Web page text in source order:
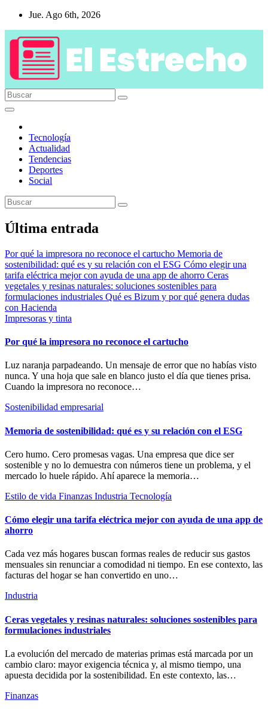
Saltar
contenido
Jue. Ago 6th, 2026
Tecnología
Actualidad
Tendencias
Deportes
Social
Última entrada
Por qué la impresora no reconoce el cartucho Memoria de
sostenibilidad: qué es y su relación con el ESG Cómo elegir una
tarifa eléctrica mejor con ayuda de una app de ahorro Ceras
vegetales y resinas naturales: soluciones sostenibles para
formulaciones industriales Qué es Bizum y por qué genera dudas
con Hacienda
Impresoras y tinta
Por qué la impresora no reconoce el cartucho
Luz naranja parpadeando. Un mensaje de error que no habías visto
nunca. Y una hoja que sale en blanco justo el día que tienes prisa.
Cuando la impresora no reconoce…
Sostenibilidad empresarial
Memoria de sostenibilidad: qué es y su relación con el ESG
Cero humo. Cero promesas vagas. Una empresa que dice ser
sostenible y no lo demuestra con números tiene un problema, y el
mercado lo huele rápido. Ahí aparece la memoria…
Estilo de vida Finanzas Industria Tecnología
Cómo elegir una tarifa eléctrica mejor con ayuda de una app de
ahorro
Cada vez más hogares buscan formas reales de reducir sus gastos
mensuales sin renunciar a comodidad ni tiempo. En ese contexto, las
facturas del hogar se han convertido en uno…
Industria
Ceras vegetales y resinas naturales: soluciones sostenibles para
formulaciones industriales
La evolución del mercado de materias primas está marcada por un
cambio claro: mayor exigencia técnica y, al mismo tiempo, una
apuesta decidida por la sostenibilidad. En este contexto, las…
Finanzas